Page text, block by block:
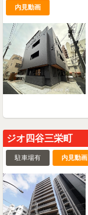
内見動画
ジオ四谷三栄町
駐車場有 内見動画